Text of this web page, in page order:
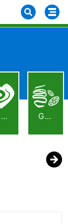
FILARIA GUSANOS
Next